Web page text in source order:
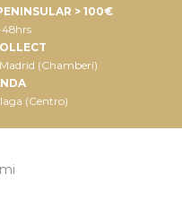
> 100€
(Chamberí)
(Centro)